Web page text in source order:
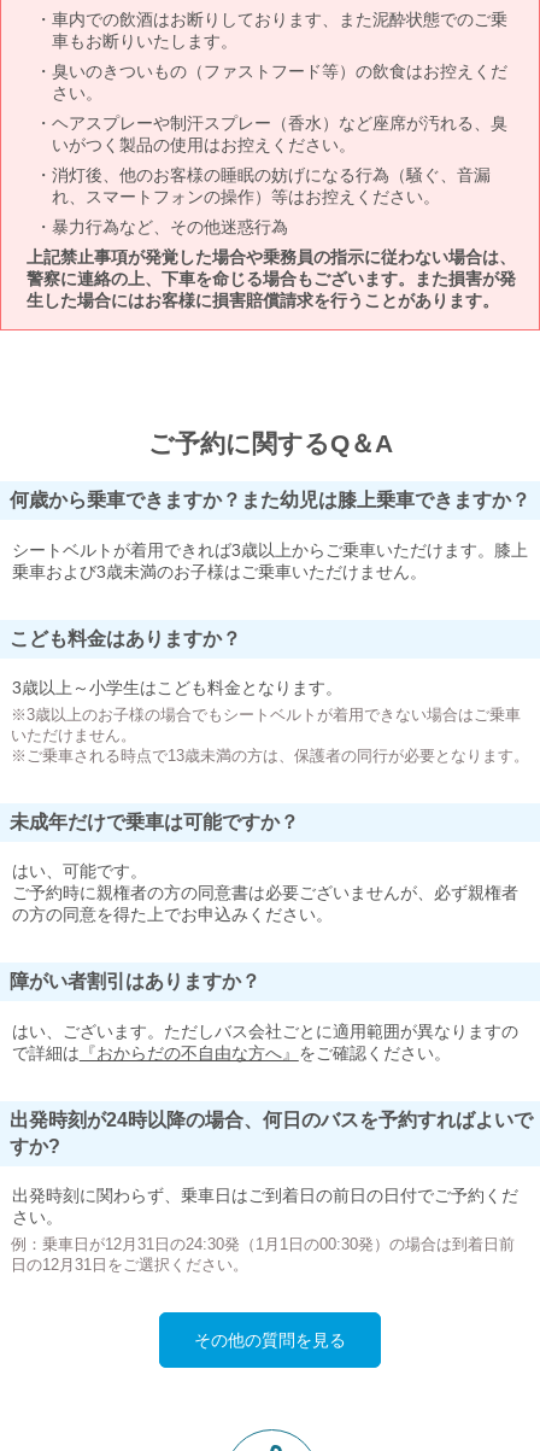
車内での飲酒はお断りしております、また泥酔状態でのご乗
車もお断りいたします。
臭いのきついもの（ファストフード等）の飲食はお控えくだ
さい。
ヘアスプレーや制汗スプレー（香水）など座席が汚れる、臭
いがつく製品の使用はお控えください。
消灯後、他のお客様の睡眠の妨げになる行為（騒ぐ、音漏
れ、スマートフォンの操作）等はお控えください。
暴力行為など、その他迷惑行為
上記禁止事項が発覚した場合や乗務員の指示に従わない場合は、
警察に連絡の上、下車を命じる場合もございます。また損害が発
生した場合にはお客様に損害賠償請求を行うことがあります。
ご予約に関するQ＆A
何歳から乗車できますか？また幼児は膝上乗車できますか？
シートベルトが着用できれば3歳以上からご乗車いただけます。膝上
乗車および3歳未満のお子様はご乗車いただけません。
こども料金はありますか？
3歳以上～小学生はこども料金となります。
※3歳以上のお子様の場合でもシートベルトが着用できない場合はご乗車
いただけません。
※ご乗車される時点で13歳未満の方は、保護者の同行が必要となります。
未成年だけで乗車は可能ですか？
はい、可能です。
ご予約時に親権者の方の同意書は必要ございませんが、必ず親権者
の方の同意を得た上でお申込みください。
障がい者割引はありますか？
はい、ございます。ただしバス会社ごとに適用範囲が異なりますの
で詳細は 『おからだの不自由な方へ』 をご確認ください。
出発時刻が24時以降の場合、何日のバスを予約すればよいで
すか?
出発時刻に関わらず、乗車日はご到着日の前日の日付でご予約くだ
さい。
例：乗車日が12月31日の24:30発（1月1日の00:30発）の場合は到着日前
日の12月31日をご選択ください。
その他の質問を見る